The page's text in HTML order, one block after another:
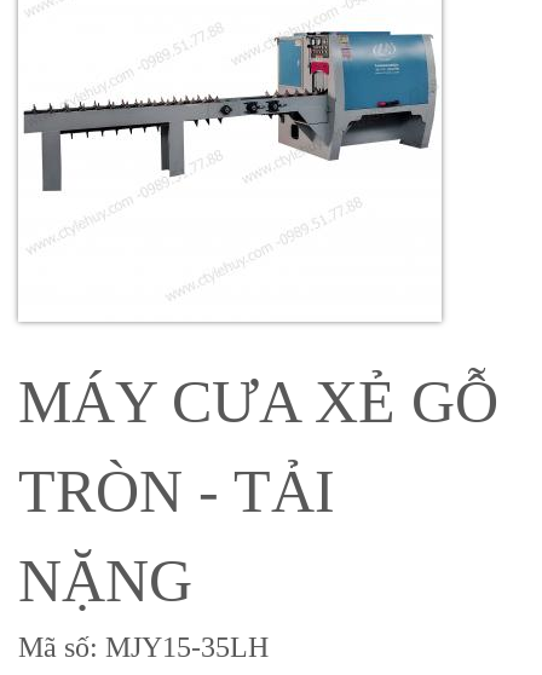
MÁY CƯA XẺ GỖ
TRÒN - TẢI
NẶNG
Mã số: MJY15-35LH